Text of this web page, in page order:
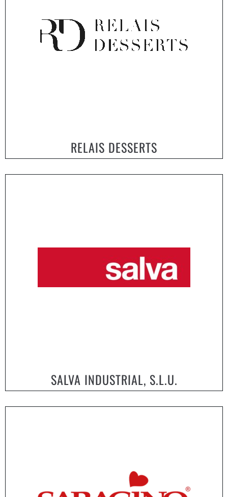
RELAIS DESSERTS
SALVA INDUSTRIAL, S.L.U.